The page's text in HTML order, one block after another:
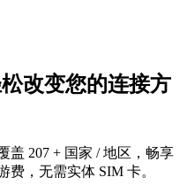
改变您的连接方
盖 207 + 国家 / 地区，畅享
，无需实体 SIM 卡。